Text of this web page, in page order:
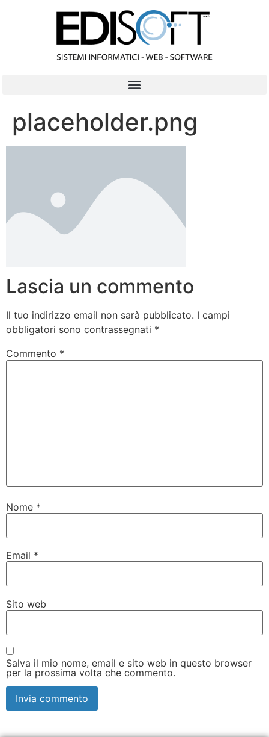
placeholder.png
Lascia un commento
Il tuo indirizzo email non sarà pubblicato. I campi
obbligatori sono contrassegnati *
Commento *
Nome *
Email *
Sito web
Salva il mio nome, email e sito web in questo browser
per la prossima volta che commento.